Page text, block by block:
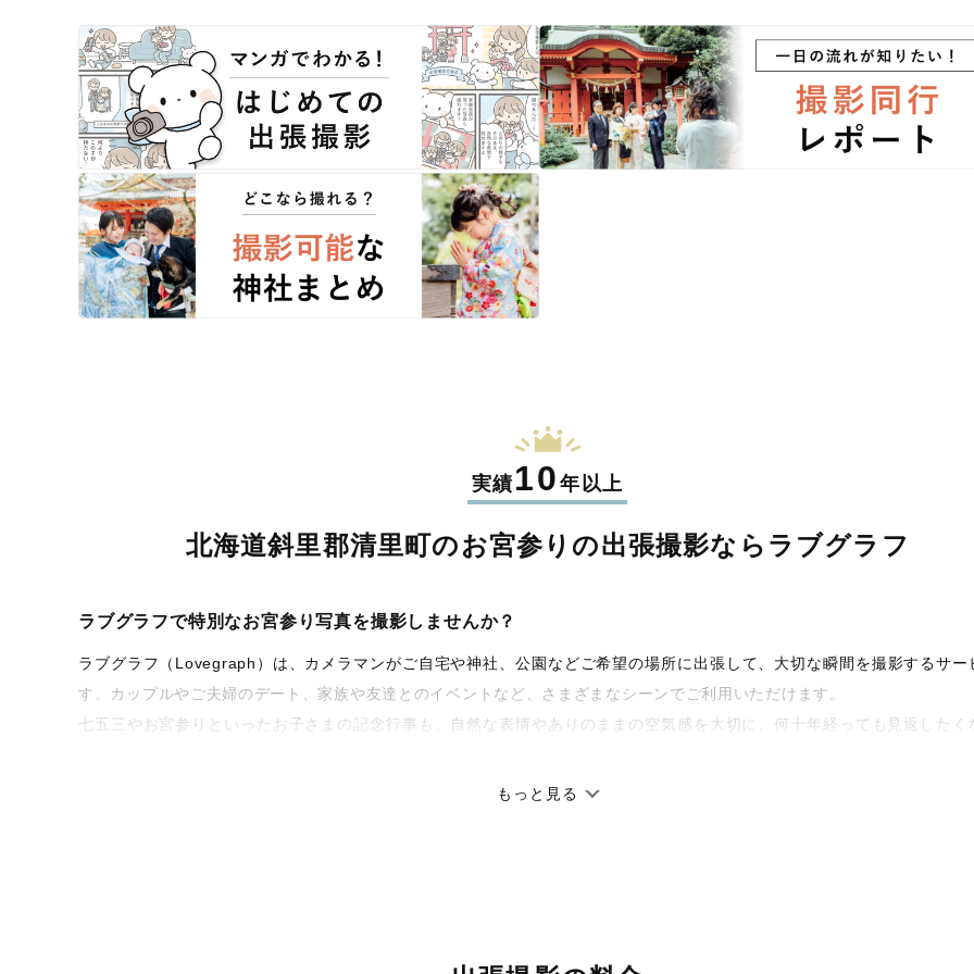
実績10年以上
北海道斜里郡清里町のお宮参りの出張撮影なら ラブグラフ
ラブグラフで特別なお宮参り写真を撮影しませんか？
ラブグラフ（Lovegraph）は、カメラマンがご自宅や神社、公園などご希望の場所に出張して、大切な瞬間を撮影するサー
す。カップルやご夫婦のデート、家族や友達とのイベントなど、さまざまなシーンでご利用いただけます。
七五三やお宮参りといったお子さまの記念行事も、自然な表情やありのままの空気感を大切に、何十年経っても見返したく
もっと見る